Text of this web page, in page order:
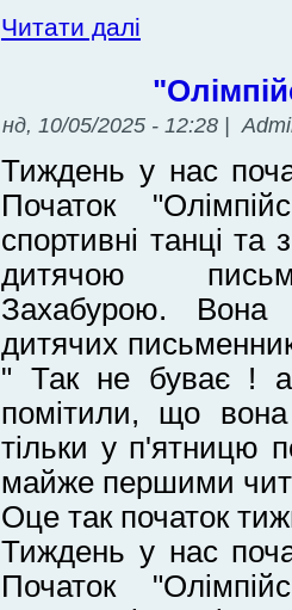
Читати далі
нд, 10/05/2025 - 12:28 |
Тиждень у нас
Початок
спортивні танці та
дитячою
Захабурою. Вона
дитячих
" Так не буває !
помітили, що
тільки у п'ятницю
майже першими
Оце так початок
Тиждень у нас
Початок